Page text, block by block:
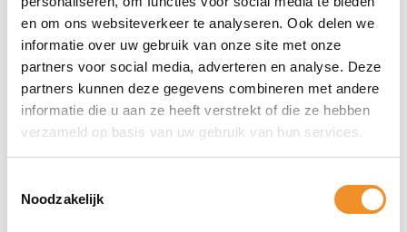
en om ons websiteverkeer te analyseren. Ook delen we
informatie over uw gebruik van onze site met onze
partners voor social media, adverteren en analyse. Deze
partners kunnen deze gegevens combineren met andere
informatie die u aan ze heeft verstrekt of die ze hebben
verzameld op basis van uw gebruik van hun services.
Noodzakelijk
Direct erbij bestellen